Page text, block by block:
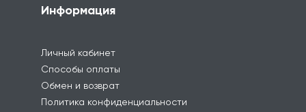
Информация
Личный кабинет
Способы оплаты
Обмен и возврат
Политика конфиденциальности